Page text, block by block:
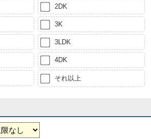
2DK
3K
3LDK
4DK
それ以上